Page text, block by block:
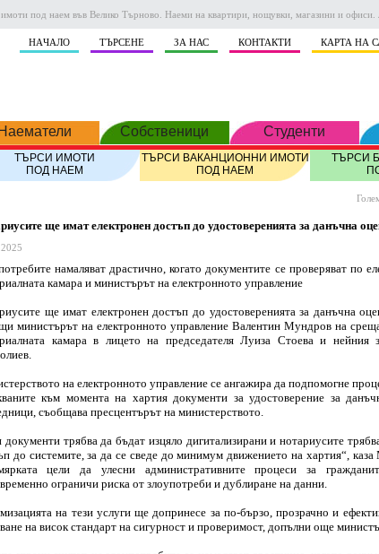
под наем във Велико Търново. Наеми на квартири, нощувки, магазини и офиси.
НAЧАЛО ТЪРСЕНЕ ЗА НАС КОНТАКТИ КАРТА НА
Наематели Собственици Студенти
ТЪРСИ ИМОТИ
ПОД НАЕМ
ТЪРСИ ВАКАНЦИОННИ ИМОТИ
ПОД НАЕМ
ТЪРСИ
ще имат електронен достъп до удостоверенията за данъчна
намаляват драстично, когато документите се проверяват по
камара и министърът на електронното управление
ще имат електронен достъп до удостоверенията за данъчна
министърът на електронното управление Валентин Мундров на
камара в лицето на председателя Луиза Стоева и нейния
на електронното управление се ангажира да подпомогне
към момента на хартия документи за удостоверение за
съобщава пресцентърът на министерството.
документи трябва да бъдат изцяло дигитализирани и нотариусите
до системите, за да се сведе до минимум движението на хартия“,
цели да улесни административните процеси за
ограничи риска от злоупотреби и дублиране на данни.
на тези услуги ще допринесе за по-бързо, прозрачно и
на висок стандарт на сигурност и проверимост, допълни още